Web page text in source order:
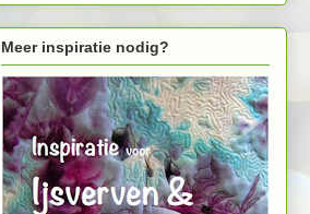
Meer inspiratie nodig?